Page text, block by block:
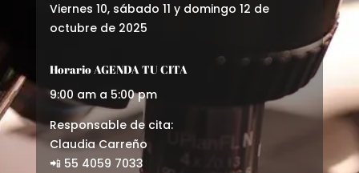
Viernes 10, sábado 11 y domingo 12 de
octubre de 2025
Horario AGENDA TU CITA
9:00 am a 5:00 pm
Responsable de cita:
Claudia Carreño
📲 55 4059 7033